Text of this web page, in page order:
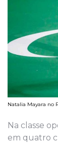
Natalia Mayara no
Na classe
em quatro